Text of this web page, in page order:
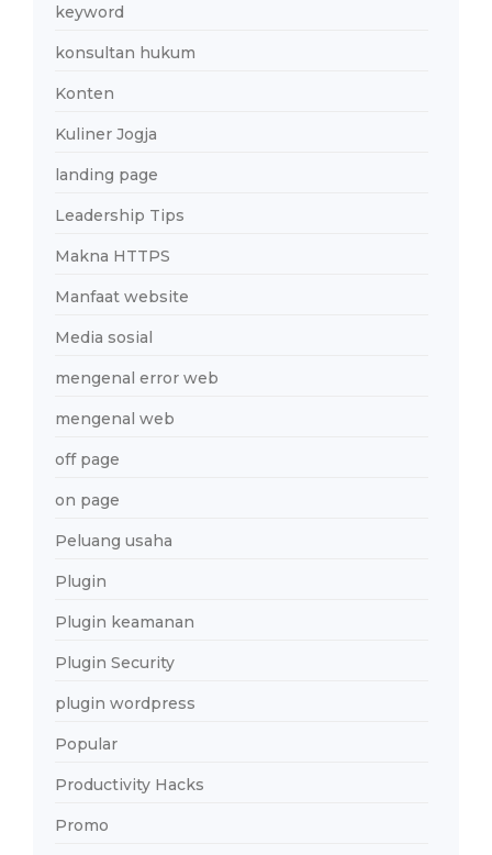
keyword
konsultan hukum
Konten
Kuliner Jogja
landing page
Leadership Tips
Makna HTTPS
Manfaat website
Media sosial
mengenal error web
mengenal web
off page
on page
Peluang usaha
Plugin
Plugin keamanan
Plugin Security
plugin wordpress
Popular
Productivity Hacks
Promo